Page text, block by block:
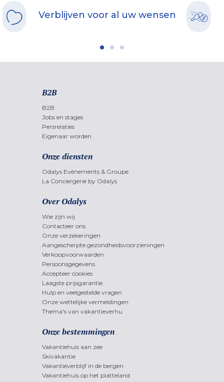
Verblijven voor al uw wensen
B2B
B2B
Jobs en stages
Persrelaties
Eigenaar worden
Onze diensten
Odalys Evènements & Groupe
La Conciergerie by Odalys
Over Odalys
Wie zijn wij
Contacteer ons
Onze verzekeringen
Aangescherpte gezondheidsvoorzieningen
Verkoopvoorwaarden
Persoonsgegevens
Accepteer cookies
Laagste prijsgarantie
Hulp en veelgestelde vragen
Onze wettelijke vermeldingen
Thema's van vakantieverhu
Onze bestemmingen
Vakantiehuis aan zee
Skivakantie
Vakantieverblijf in de bergen
Vakantiehuis op het platteland